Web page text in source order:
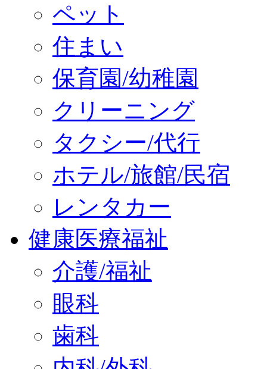
ペット
住まい
保育園/幼稚園
クリーニング
タクシー/代行
ホテル/旅館/民宿
レンタカー
健康医療福祉
介護/福祉
眼科
歯科